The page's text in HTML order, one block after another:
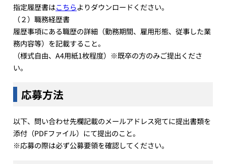
指定履歴書はこちらよりダウンロードください。
（２）職務経歴書
履歴事項にある職歴の詳細（勤務期間、雇用形態、従事した業
務内容等）を記載すること。
（様式自由、A4用紙1枚程度）※既卒の方のみご提出くださ
い。
応募方法
以下、問い合わせ先欄記載のメールアドレス宛てに提出書類を
添付（PDFファイル）にて提出のこと。
※応募の際は必ず公募要領を確認してください。